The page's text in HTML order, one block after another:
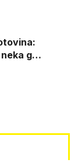
neka g…